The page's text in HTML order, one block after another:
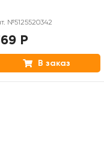
№5125520342
Р
В заказ